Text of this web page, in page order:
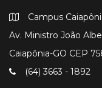
Campus
Av. Ministro João
Caiapônia-GO CEP
(64) 3663 - 1892